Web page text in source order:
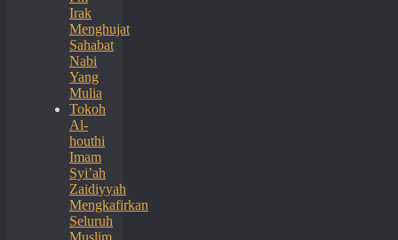
Irak
Menghujat
Sahabat
Nabi
Yang
Mulia
Tokoh
Al-
houthi
Imam
Syi’ah
Zaidiyyah
Mengkafirkan
Seluruh
Muslim